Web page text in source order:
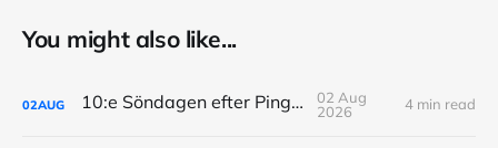
You might also like...
02AUG 10:e Söndagen efter Pingst
02 Aug
2026
4 min read